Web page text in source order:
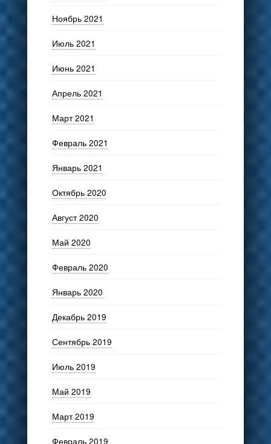
Ноябрь 2021
Июль 2021
Июнь 2021
Апрель 2021
Март 2021
Февраль 2021
Январь 2021
Октябрь 2020
Август 2020
Май 2020
Февраль 2020
Январь 2020
Декабрь 2019
Сентябрь 2019
Июль 2019
Май 2019
Март 2019
Февраль 2019